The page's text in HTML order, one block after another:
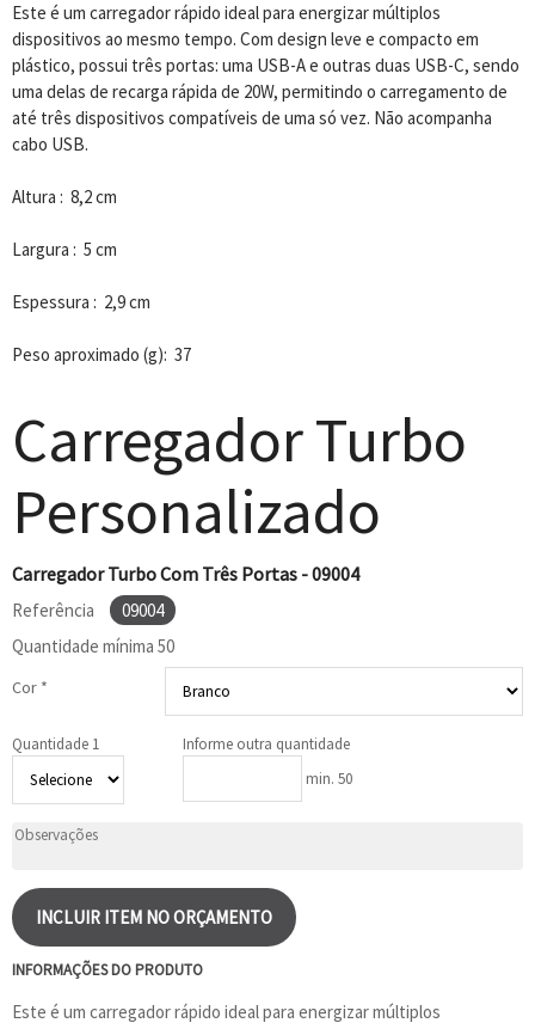
Este é um carregador rápido ideal para energizar múltiplos
dispositivos ao mesmo tempo. Com design leve e compacto em
plástico, possui três portas: uma USB-A e outras duas USB-C, sendo
uma delas de recarga rápida de 20W, permitindo o carregamento de
até três dispositivos compatíveis de uma só vez. Não acompanha
cabo USB.
Altura : 8,2 cm
Largura : 5 cm
Espessura : 2,9 cm
Peso aproximado (g): 37
Carregador Turbo
Personalizado
Carregador Turbo Com Três Portas - 09004
Referência
09004
Quantidade mínima 50
Cor *
Quantidade 1
Informe outra quantidade
min. 50
INCLUIR ITEM NO ORÇAMENTO
INFORMAÇÕES DO PRODUTO
Este é um carregador rápido ideal para energizar múltiplos